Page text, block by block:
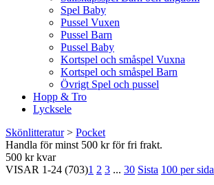
Spel Baby
Pussel Vuxen
Pussel Barn
Pussel Baby
Kortspel och småspel Vuxna
Kortspel och småspel Barn
Övrigt Spel och pussel
Hopp & Tro
Lycksele
Skönlitteratur> Pocket
Handla för minst 500 kr för fri frakt.
500 kr kvar
VISAR 1-24 (703)1 2 3 ... 30 Sista 100 per sida